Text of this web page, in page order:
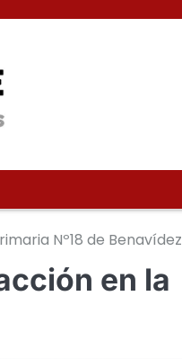
Nº18 de Benavídez
en la